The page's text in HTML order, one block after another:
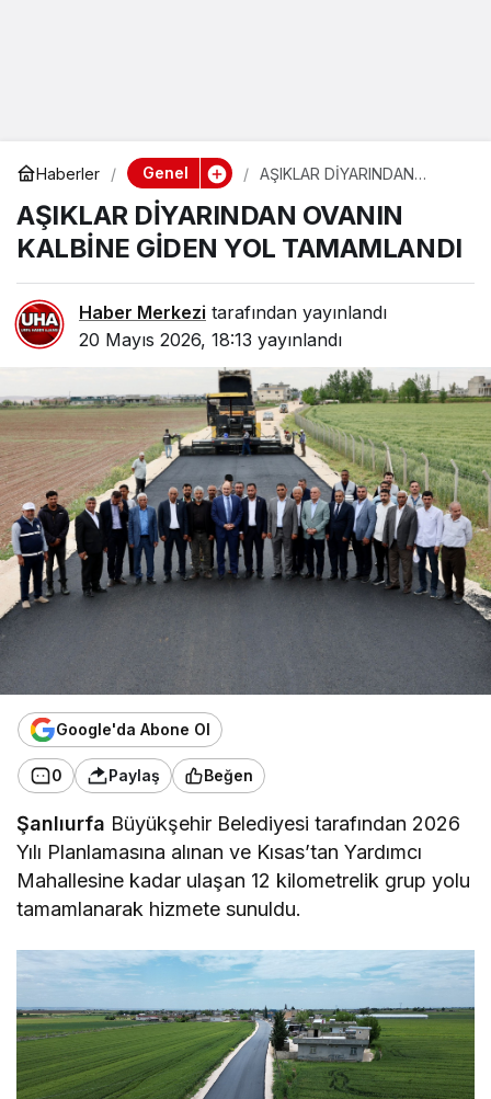
Haberler Genel
AŞIKLAR DİYARINDAN
YOL TAMAMLANDI
AŞIKLAR DİYARINDAN OVANIN
KALBİNE GİDEN YOL TAMAMLANDI
Haber Merkezi tarafından yayınlandı
20 Mayıs 2026, 18:13 yayınlandı
Google'da Abone Ol
0 Paylaş Beğen
Şanlıurfa Büyükşehir Belediyesi tarafından 2026
Yılı Planlamasına alınan ve Kısas’tan Yardımcı
Mahallesine kadar ulaşan 12 kilometrelik grup yolu
tamamlanarak hizmete sunuldu.